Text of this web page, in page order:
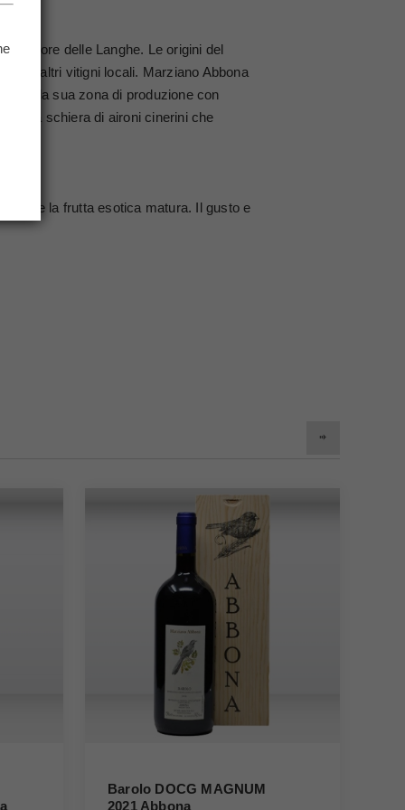
cuore delle Langhe. Le origini del
con altri vitigni locali. Marziano Abbona
della sua zona di produzione con
folta schiera di aironi cinerini che
e la frutta esotica matura. Il gusto e
Barolo DOCG MAGNUM
2021 Abbona